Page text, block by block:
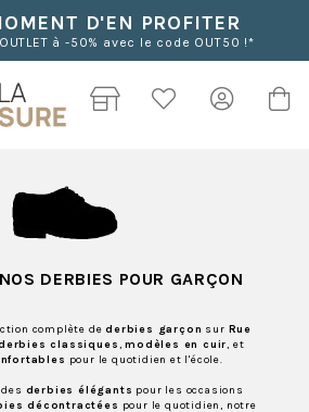
D'EN PROFITER
à -50% avec le code OUT50 !*
DERBIES POUR GARÇON
complète dederbies garçon sur Rue
classiques,modèles en cuir, et
pour le quotidien et l'école.
derbies élégants pour les occasions
décontractées pour le quotidien, notre